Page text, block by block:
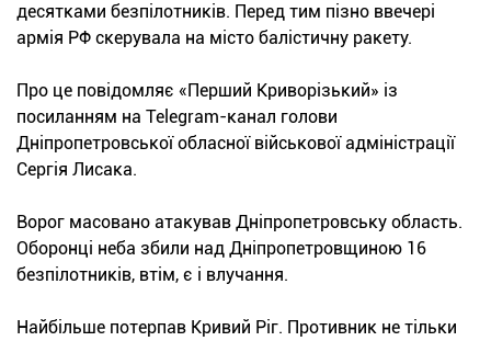
десятками безпілотників. Перед тим пізно ввечері
армія РФ скерувала на місто балістичну ракету.
Про це повідомляє «Перший Криворізький» із
посиланням на Telegram-канал голови
Дніпропетровської обласної військової адміністрації
Сергія Лисака.
Ворог масовано атакував Дніпропетровську область.
Оборонці неба збили над Дніпропетровщиною 16
безпілотників, втім, є і влучання.
Найбільше потерпав Кривий Ріг. Противник не тільки